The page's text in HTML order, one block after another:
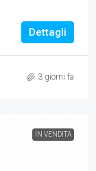
Dettagli
3 giorni fa
IN VENDITA